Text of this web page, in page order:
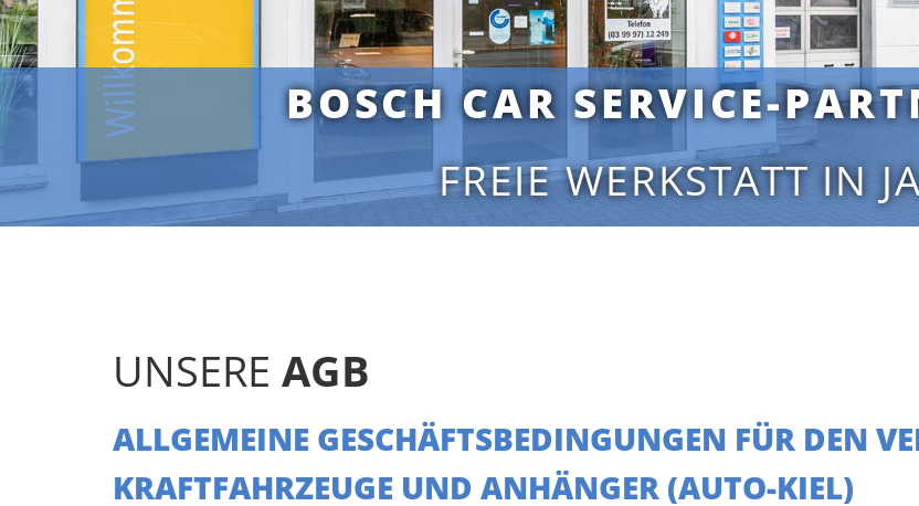
BOSCH CAR SERVICE-
FREIE WERKSTATT IN
UNSERE AGB
ALLGEMEINE GESCHÄFTSBEDINGUNGEN FÜR DEN
KRAFTFAHRZEUGE UND ANHÄNGER (AUTO-KIEL)